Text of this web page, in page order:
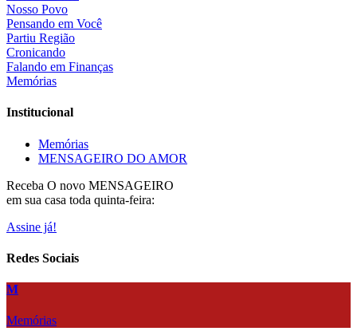
Nosso Povo
Pensando em Você
Partiu Região
Cronicando
Falando em Finanças
Memórias
Institucional
Memórias
MENSAGEIRO DO AMOR
Receba O novo MENSAGEIRO
em sua casa toda quinta-feira:
Assine já!
Redes Sociais
M
Memórias